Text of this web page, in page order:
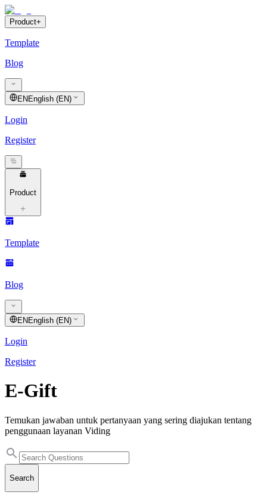
Product+
Template
Blog
ENEnglish (EN)
Login
Register
Product
Template
Blog
EN English (EN)
Login
Register
E-Gift
Temukan jawaban untuk pertanyaan yang sering diajukan tentang
penggunaan layanan Viding
Search